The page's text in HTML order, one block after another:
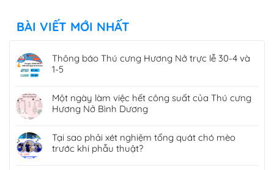
BÀI VIẾT MỚI NHẤT
Thông báo Thú cưng Hương Nở trực lễ 30-4 và
1-5
Một ngày làm việc hết công suất của Thú cưng
Hương Nở Bình Dương
Tại sao phải xét nghiệm tổng quát chó mèo
trước khi phẫu thuật?